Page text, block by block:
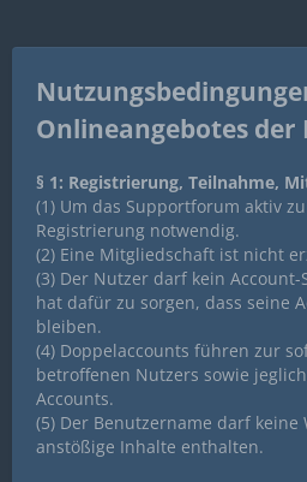
Onlineangebotes der
§ 1: Registrierung, Teilnahme,
(1) Um das Supportforum aktiv
Registrierung notwendig.
(2) Eine Mitgliedschaft ist nicht
(3) Der Nutzer darf kein
hat dafür zu sorgen, dass seine
bleiben.
(4) Doppelaccounts führen zur
betroffenen Nutzers sowie
Accounts.
(5) Der Benutzername darf keine
anstößige Inhalte enthalten.